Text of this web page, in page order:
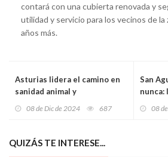
contará con una cubierta renovada y
utilidad y servicio para los vecinos de
años más.
Asturias lidera el camino en
sanidad animal y
08 de Dic de 2024 687
San
nunca:
08
QUIZÁS TE INTERESE...